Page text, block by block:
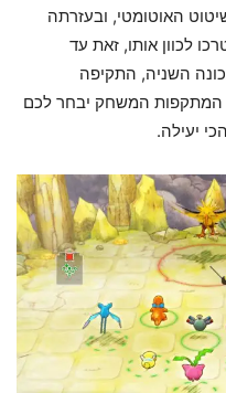
האוטומטי, ובעזרתה
לכוון אותו, זאת עד
השניה, התקיפה
המתקפות המשחק יבחר לכם
יעילה.